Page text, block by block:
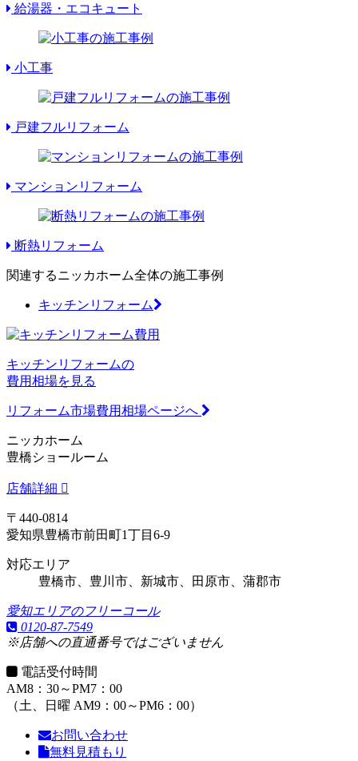
給湯器・エコキュート
小工事
戸建フルリフォーム
マンションリフォーム
断熱リフォーム
関連するニッカホーム全体の施工事例
キッチンリフォーム
キッチンリフォームの
費用相場を見る
リフォーム市場費用相場ページへ
ニッカホーム
豊橋ショールーム
店舗詳細
〒440-0814
愛知県豊橋市前田町1丁目6-9
対応エリア
豊橋市、豊川市、新城市、田原市、蒲郡市
愛知エリアのフリーコール
0120-87-7549
※店舗への直通番号ではございません
電話受付時間
AM8：30～PM7：00
（土、日曜 AM9：00～PM6：00）
お問い合わせ
無料見積もり